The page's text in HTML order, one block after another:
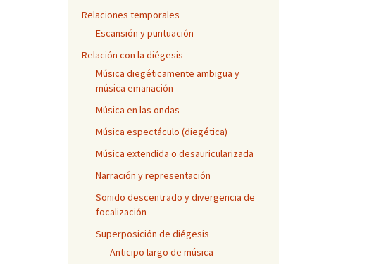
Relaciones temporales
Escansión y puntuación
Relación con la diégesis
Música diegéticamente ambigua y
música emanación
Música en las ondas
Música espectáculo (diegética)
Música extendida o desauricularizada
Narración y representación
Sonido descentrado y divergencia de
focalización
Superposición de diégesis
Anticipo largo de música